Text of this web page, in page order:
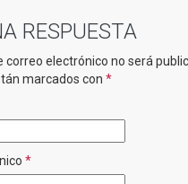
RESPUESTA
correo electrónico no será
marcados con *
*